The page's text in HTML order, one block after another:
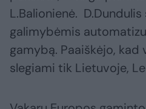
L.Balionienė.
galimybėmis
gamybą. Paaiškėjo, kad
slegiami tik Lietuvoje,